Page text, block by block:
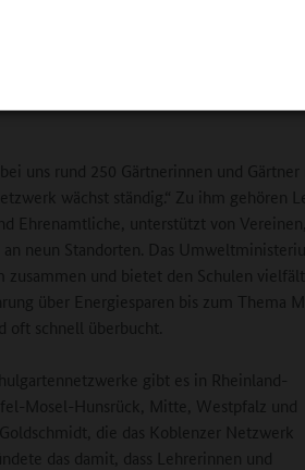
Landwirtschaft Hessen, der
uns rund 250 Gärtnerinnen und
wächst ständig.“ Zu ihm gehören
Ehrenamtliche, unterstützt von
an neun Standorten. Das
zusammen und bietet den Schulen
über Energiesparen bis zum Thema
oft schnell überbucht.
gibt es in Rheinland-
Mosel-Hunsrück, Mitte, Westpfalz und
die das Koblenzer Netzwerk
das damit, dass Lehrerinnen und